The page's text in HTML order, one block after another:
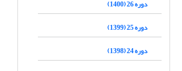
دوره 26 (1400)
دوره 25 (1399)
دوره 24 (1398)